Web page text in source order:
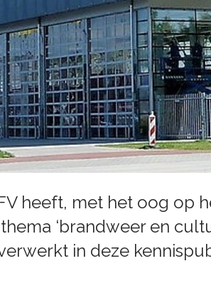
heeft, met het oog op
‘brandweer en
in deze